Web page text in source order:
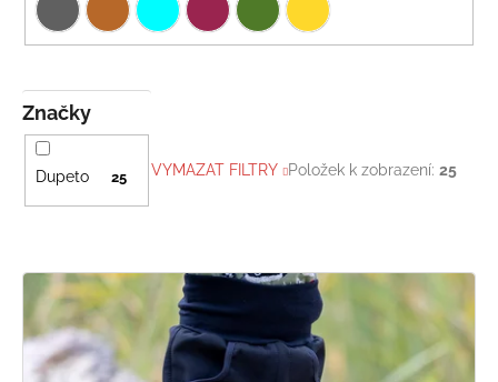
Značky
Dupeto 25 VYMAZAT FILTRY Položek k zobrazení:25
V
p